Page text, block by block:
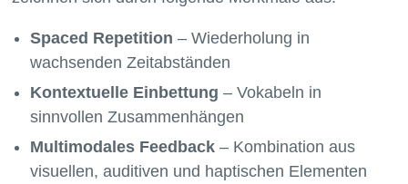
Spaced Repetition – Wiederholung in
wachsenden Zeitabständen
Kontextuelle Einbettung – Vokabeln in
sinnvollen Zusammenhängen
Multimodales Feedback – Kombination aus
visuellen, auditiven und haptischen Elementen